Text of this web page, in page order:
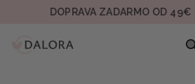
DOPRAVA ZADARMO OD 49€